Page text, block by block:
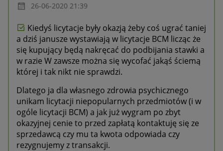
‎26-06-2020 21:39
Kiedyś licytacje były okazją żeby coś ugrać taniej
a dziś janusze wystawiają w licytacje BCM licząc że
się kupujący będą nakręcać do podbijania stawki a
w razie W zawsze można się wycofać jakąś ściemą
której i tak nikt nie sprawdzi.
Dlatego ja dla własnego zdrowia psychicznego
unikam licytacji niepopularnych przedmiotów (i w
ogóle licytacji BCM) a jak już wygram po zbyt
okazyjnej cenie to przed zapłatą kontaktuję się ze
sprzedawcą czy mu ta kwota odpowiada czy
rezygnujemy z transakcji.